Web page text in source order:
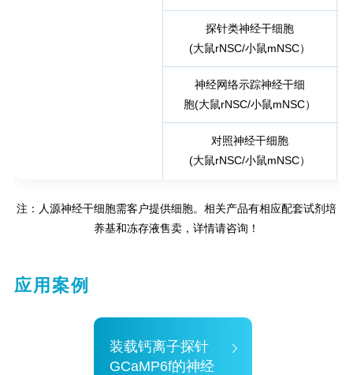
探针类神经干细胞
(大鼠rNSC/小鼠mNSC）
神经网络示踪神经干细
胞(大鼠rNSC/小鼠mNSC）
对照神经干细胞
(大鼠rNSC/小鼠mNSC）
注：人源神经干细胞需客户提供细胞。相关产品有相应配套试剂培
养基和冻存液售卖，详情请咨询！
应用案例
装载钙离子探针
GCaMP6f的神经